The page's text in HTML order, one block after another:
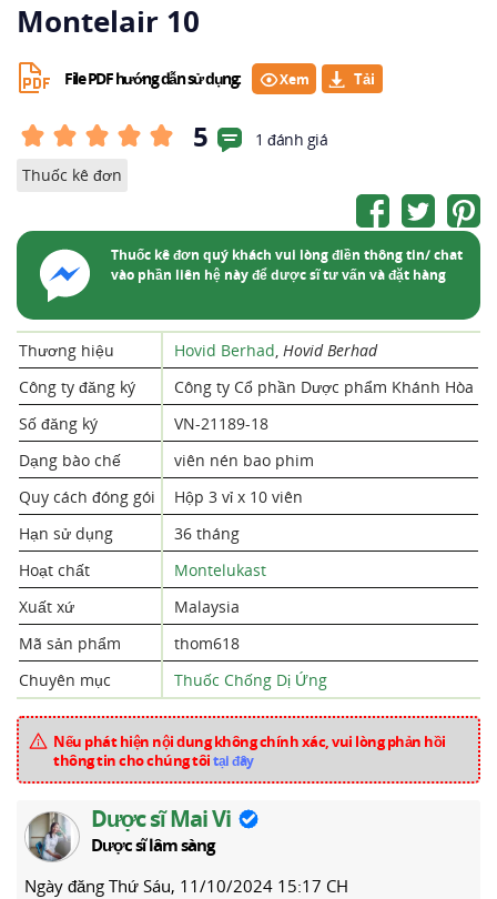
Montelair 10
File PDF hướng dẫn sử dụng: Xem
5
1 đánh giá
Thuốc kê đơn
Thuốc kê đơn quý khách vui lòng điền thông tin/ chat
vào phần liên hệ này để dược sĩ tư vấn và đặt hàng
Thương hiệu Hovid Berhad, Hovid Berhad
Công ty đăng ký
Công ty Cổ phần Dược phẩm Khánh Hòa
Số đăng ký
VN-21189-18
Dạng bào chế
viên nén bao phim
Quy cách đóng gói
Hộp 3 vỉ x 10 viên
Hạn sử dụng
36 tháng
Hoạt chất
Montelukast
Xuất xứ
Malaysia
Mã sản phẩm
thom618
Chuyên mục
Thuốc Chống Dị Ứng
Nếu phát hiện nội dung không chính xác, vui lòng phản hồi
thông tin cho chúng tôitại đây
Dược sĩ Mai Vi
Dược sĩ lâm sàng
Ngày đăng Thứ Sáu, 11/10/2024 15:17 CH